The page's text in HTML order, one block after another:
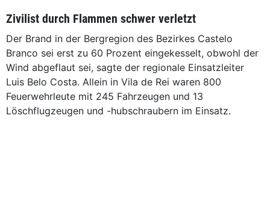
Zivilist durch Flammen schwer verletzt
Der Brand in der Bergregion des Bezirkes Castelo
Branco sei erst zu 60 Prozent eingekesselt, obwohl der
Wind abgeflaut sei, sagte der regionale Einsatzleiter
Luis Belo Costa. Allein in Vila de Rei waren 800
Feuerwehrleute mit 245 Fahrzeugen und 13
Löschflugzeugen und -hubschraubern im Einsatz.